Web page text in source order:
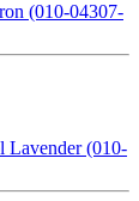
(010-04307-
Lavender (010-